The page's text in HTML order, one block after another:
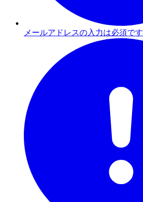
メールアドレスの入力は必須です